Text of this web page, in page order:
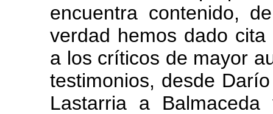
encuentra contenido,
verdad hemos dado
a los críticos de mayor
testimonios, desde
Lastarria a